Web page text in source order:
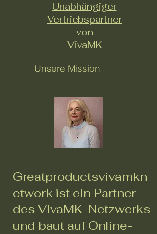
Unabhängiger
Vertriebspartner
von
VivaMK
Unsere Mission
Greatproductsvivamkn
etwork ist ein Partner
des VivaMK-Netzwerks
und baut auf Online-